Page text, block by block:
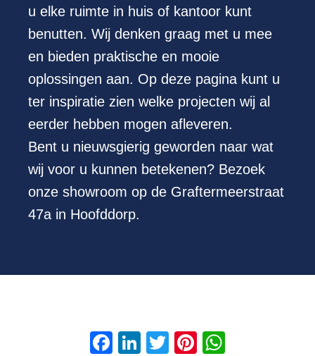
u elke ruimte in huis of kantoor kunt
benutten. Wij denken graag met u mee
en bieden praktische en mooie
oplossingen aan. Op deze pagina kunt u
ter inspiratie zien welke projecten wij al
eerder hebben mogen afleveren.
Bent u nieuwsgierig geworden naar wat
wij voor u kunnen betekenen? Bezoek
onze showroom op de Graftermeerstraat
47a in Hoofddorp.
F
Li T
Pi